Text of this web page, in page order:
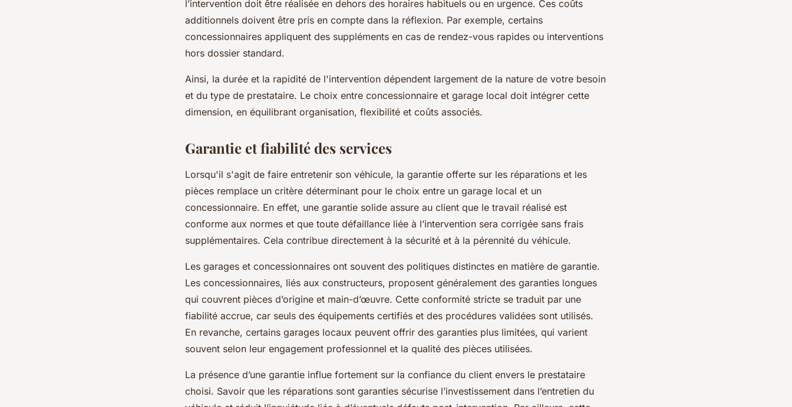
l’intervention doit être réalisée en dehors des horaires habituels ou en urgence. Ces coûts
additionnels doivent être pris en compte dans la réflexion. Par exemple, certains
concessionnaires appliquent des suppléments en cas de rendez-vous rapides ou interventions
hors dossier standard.
Ainsi, la durée et la rapidité de l'intervention dépendent largement de la nature de votre besoin
et du type de prestataire. Le choix entre concessionnaire et garage local doit intégrer cette
dimension, en équilibrant organisation, flexibilité et coûts associés.
Garantie et fiabilité des services
Lorsqu'il s'agit de faire entretenir son véhicule, la garantie offerte sur les réparations et les
pièces remplace un critère déterminant pour le choix entre un garage local et un
concessionnaire. En effet, une garantie solide assure au client que le travail réalisé est
conforme aux normes et que toute défaillance liée à l’intervention sera corrigée sans frais
supplémentaires. Cela contribue directement à la sécurité et à la pérennité du véhicule.
Les garages et concessionnaires ont souvent des politiques distinctes en matière de garantie.
Les concessionnaires, liés aux constructeurs, proposent généralement des garanties longues
qui couvrent pièces d’origine et main-d’œuvre. Cette conformité stricte se traduit par une
fiabilité accrue, car seuls des équipements certifiés et des procédures validées sont utilisés.
En revanche, certains garages locaux peuvent offrir des garanties plus limitées, qui varient
souvent selon leur engagement professionnel et la qualité des pièces utilisées.
La présence d’une garantie influe fortement sur la confiance du client envers le prestataire
choisi. Savoir que les réparations sont garanties sécurise l’investissement dans l’entretien du